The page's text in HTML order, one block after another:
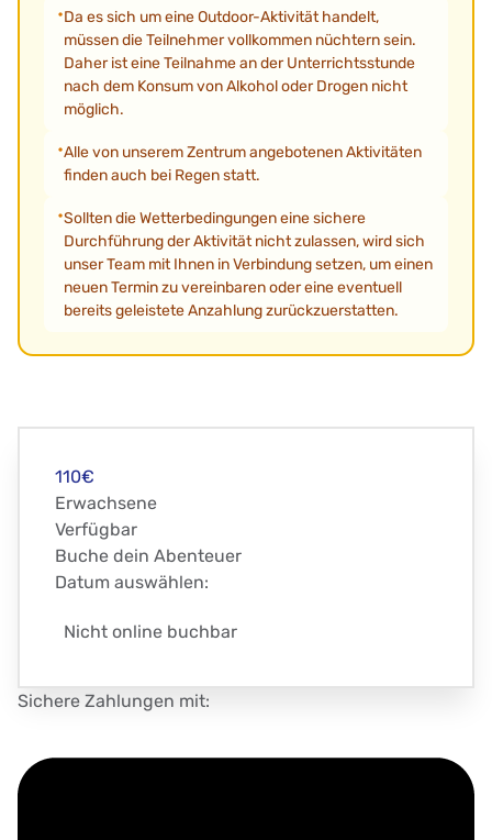
Da es sich um eine Outdoor-Aktivität handelt,
müssen die Teilnehmer vollkommen nüchtern sein.
Daher ist eine Teilnahme an der Unterrichtsstunde
nach dem Konsum von Alkohol oder Drogen nicht
möglich.
Alle von unserem Zentrum angebotenen Aktivitäten
finden auch bei Regen statt.
Sollten die Wetterbedingungen eine sichere
Durchführung der Aktivität nicht zulassen, wird sich
unser Team mit Ihnen in Verbindung setzen, um einen
neuen Termin zu vereinbaren oder eine eventuell
bereits geleistete Anzahlung zurückzuerstatten.
110€
Erwachsene
Verfügbar
Buche dein Abenteuer
Datum auswählen:
Nicht online buchbar
Sichere Zahlungen mit: